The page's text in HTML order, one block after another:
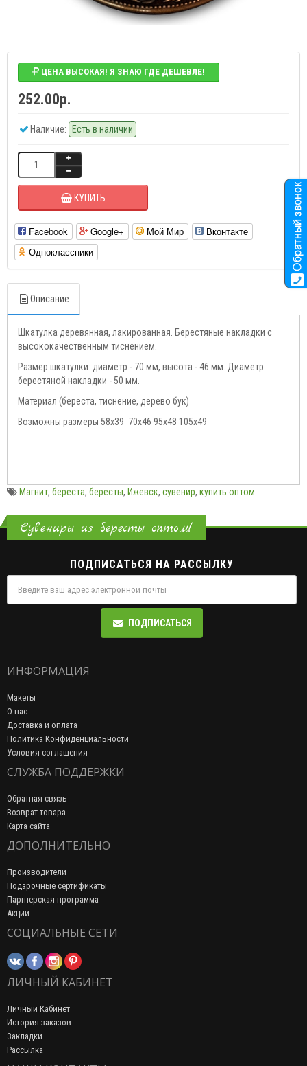
ЦЕНА ВЫСОКАЯ! Я ЗНАЮ ГДЕ ДЕШЕВЛЕ!
252.00р.
Наличие: Есть в наличии
КУПИТЬ
Facebook Google+ Мой Мир
Вконтакте
Одноклассники
Описание
Шкатулка деревянная, лакированная. Берестяные накладки с
высококачественным тиснением.
Размер шкатулки: диаметр - 70 мм, высота - 46 мм. Диаметр
берестяной накладки - 50 мм.
Материал (береста, тиснение, дерево бук)
Возможны размеры 58х39 70х46 95х48 105х49
Магнит, береста, бересты, Ижевск, сувенир, купить оптом
Сувениры из бересты оптом!
ПОДПИСАТЬСЯ НА РАССЫЛКУ
ПОДПИСАТЬСЯ
ИНФОРМАЦИЯ
Макеты
О нас
Доставка и оплата
Политика Конфиденциальности
Условия соглашения
СЛУЖБА ПОДДЕРЖКИ
Обратная связь
Возврат товара
Карта сайта
ДОПОЛНИТЕЛЬНО
Производители
Подарочные сертификаты
Партнерская программа
Акции
СОЦИАЛЬНЫЕ СЕТИ
ЛИЧНЫЙ КАБИНЕТ
Личный Кабинет
История заказов
Закладки
Рассылка